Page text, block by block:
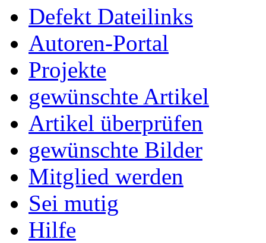
Defekt Dateilinks
Autoren-Portal
Projekte
gewünschte Artikel
Artikel überprüfen
gewünschte Bilder
Mitglied werden
Sei mutig
Hilfe